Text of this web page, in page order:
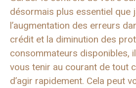
désormais plus essentiel que
l’augmentation des erreurs
crédit et la diminution des
consommateurs disponibles,
vous tenir au courant de tout
d’agir rapidement. Cela peut